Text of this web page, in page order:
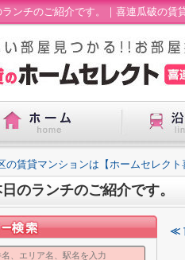
ランチのご紹介です。｜喜連瓜破の賃
の賃貸マンションは【ホームセレクト
のランチのご紹介です。
≪